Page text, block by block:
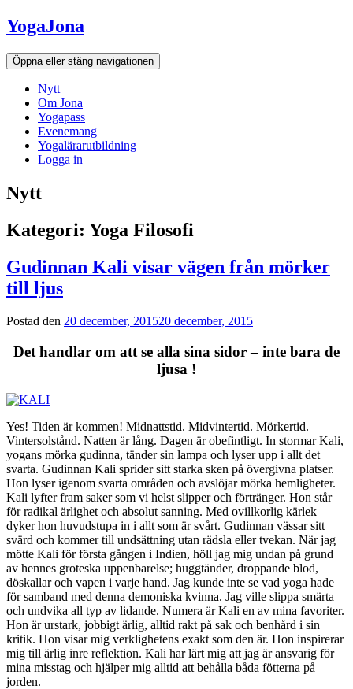
Hoppa
till
innehållet
YogaJona
Öppna eller stäng navigationen
Nytt
Om Jona
Yogapass
Evenemang
Yogalärarutbildning
Logga in
Nytt
Kategori: Yoga Filosofi
Gudinnan Kali visar vägen från mörker
till ljus
Postad den 20 december, 201520 december, 2015
Det handlar om att se alla sina sidor – inte bara de
ljusa !
Yes! Tiden är kommen! Midnattstid. Midvintertid. Mörkertid.
Vintersolstånd. Natten är lång. Dagen är obefintligt. In stormar Kali,
yogans mörka gudinna, tänder sin lampa och lyser upp i allt det
svarta. Gudinnan Kali sprider sitt starka sken på övergivna platser.
Hon lyser igenom svarta områden och avslöjar mörka hemligheter.
Kali lyfter fram saker som vi helst slipper och förtränger. Hon står
för radikal ärlighet och absolut sanning. Med ovillkorlig kärlek
dyker hon huvudstupa in i allt som är svårt. Gudinnan vässar sitt
svärd och kommer till undsättning utan rädsla eller tvekan. När jag
mötte Kali för första gången i Indien, höll jag mig undan på grund
av hennes groteska uppenbarelse; huggtänder, droppande blod,
döskallar och vapen i varje hand. Jag kunde inte se vad yoga hade
för samband med denna demoniska kvinna. Jag ville slippa smärta
och undvika all typ av lidande. Numera är Kali en av mina favoriter.
Hon är urstark, jobbigt ärlig, alltid rakt på sak och benhård i sin
kritik. Hon visar mig verklighetens exakt som den är. Hon inspirerar
mig till ärlig inre reflektion. Kali har lärt mig att jag är ansvarig för
mina misstag och hjälper mig alltid att behålla båda fötterna på
jorden.